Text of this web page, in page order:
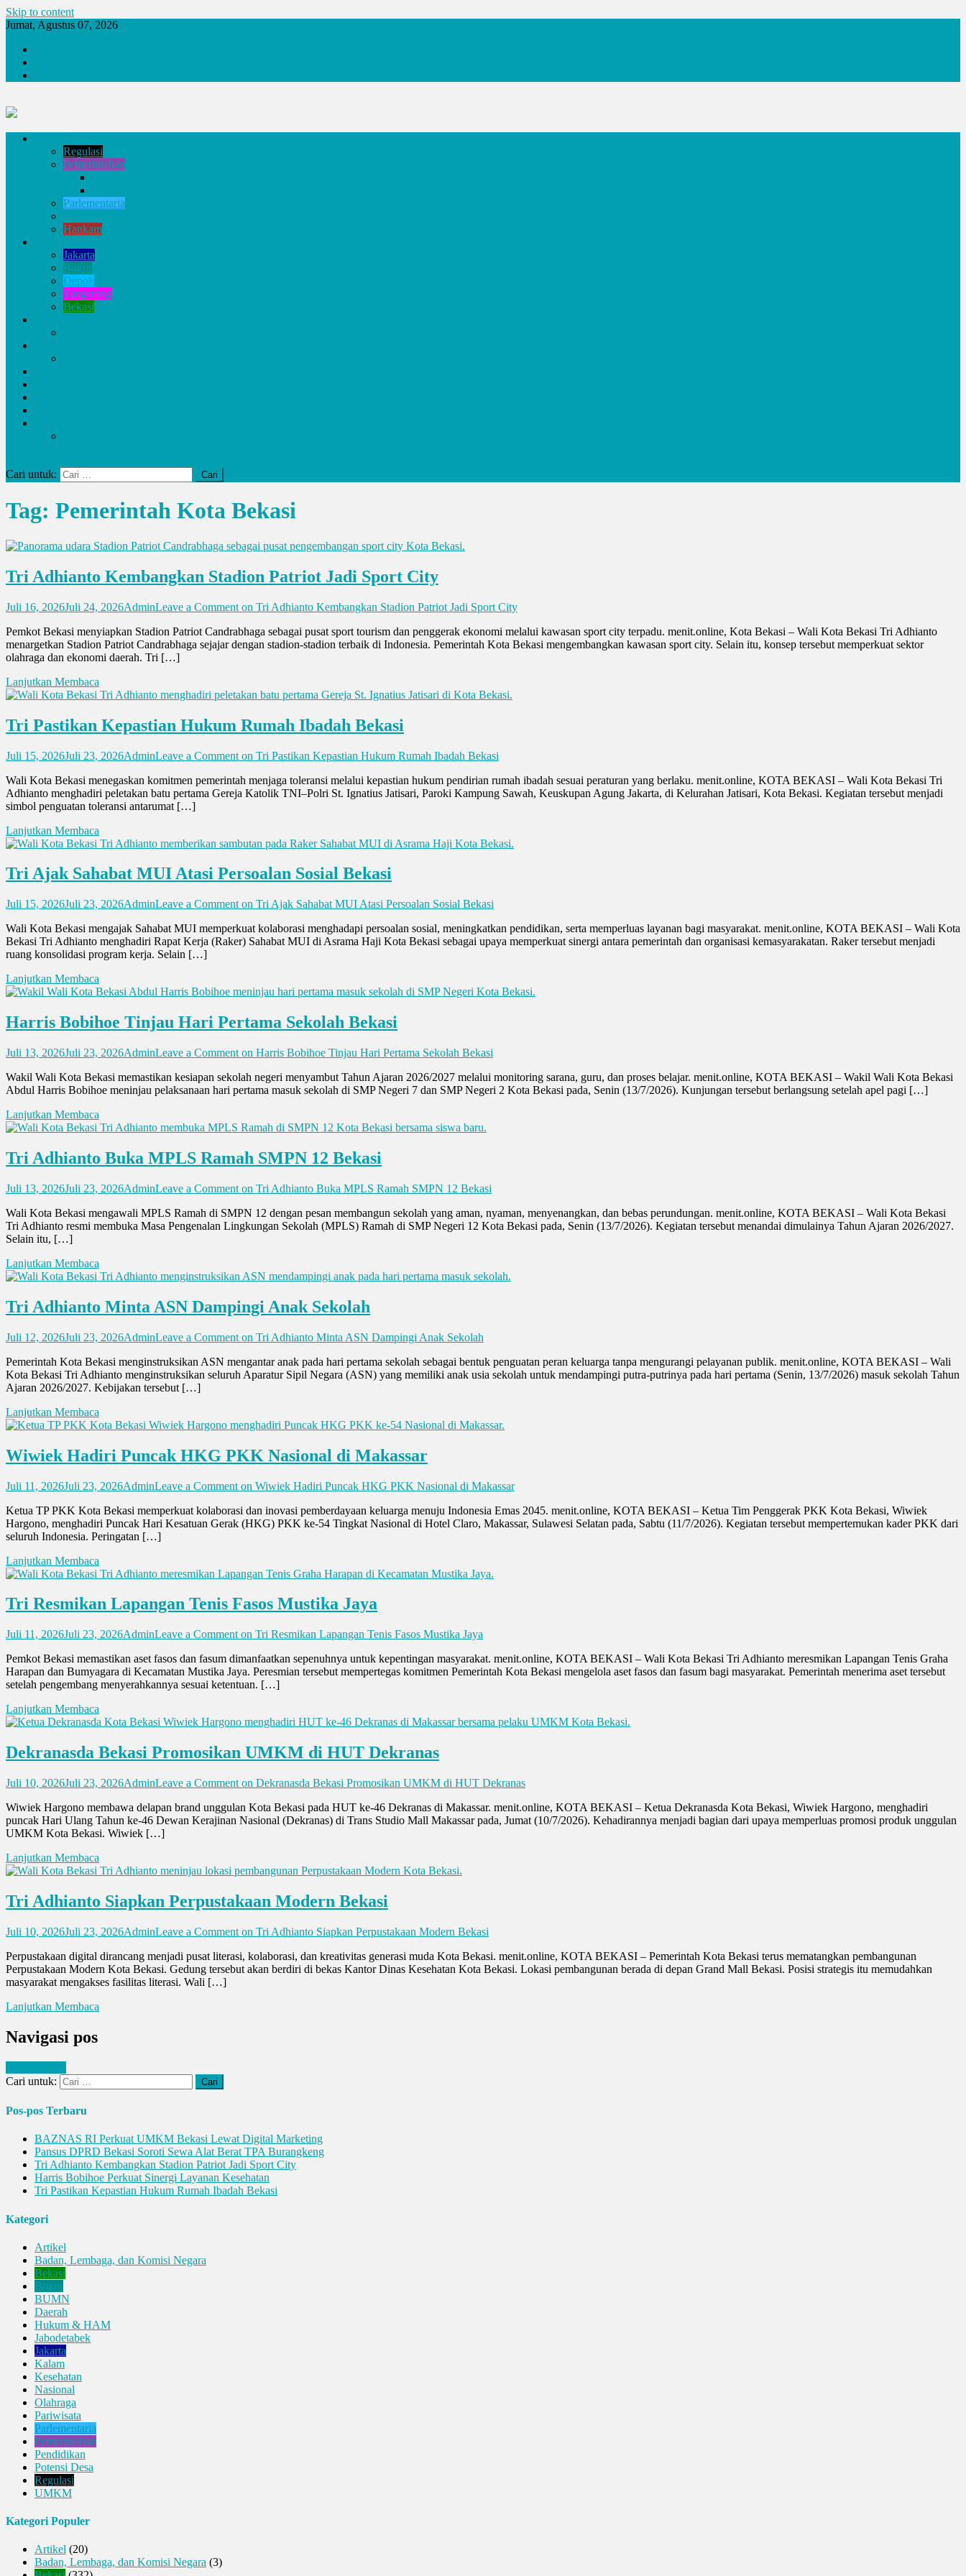
Skip to content
Jumat, Agustus 07, 2026
Regulasi
Pemerintahan
Parlementaria
Hankam
Jakarta
Bogor
Depok
Tangerang
Bekasi
Cari untuk:
Tag: Pemerintah Kota Bekasi
Tri Adhianto Kembangkan Stadion Patriot Jadi Sport City
Juli 16, 2026Juli 24, 2026AdminLeave a Comment on Tri Adhianto Kembangkan Stadion Patriot Jadi Sport City
Pemkot Bekasi menyiapkan Stadion Patriot Candrabhaga sebagai pusat sport tourism dan penggerak ekonomi melalui kawasan sport city terpadu. menit.online, Kota Bekasi – Wali Kota Bekasi Tri Adhianto
menargetkan Stadion Patriot Candrabhaga sejajar dengan stadion-stadion terbaik di Indonesia. Pemerintah Kota Bekasi mengembangkan kawasan sport city. Selain itu, konsep tersebut memperkuat sektor
olahraga dan ekonomi daerah. Tri […]
Lanjutkan Membaca
Tri Pastikan Kepastian Hukum Rumah Ibadah Bekasi
Juli 15, 2026Juli 23, 2026AdminLeave a Comment on Tri Pastikan Kepastian Hukum Rumah Ibadah Bekasi
Wali Kota Bekasi menegaskan komitmen pemerintah menjaga toleransi melalui kepastian hukum pendirian rumah ibadah sesuai peraturan yang berlaku. menit.online, KOTA BEKASI – Wali Kota Bekasi Tri
Adhianto menghadiri peletakan batu pertama Gereja Katolik TNI–Polri St. Ignatius Jatisari, Paroki Kampung Sawah, Keuskupan Agung Jakarta, di Kelurahan Jatisari, Kota Bekasi. Kegiatan tersebut menjadi
simbol penguatan toleransi antarumat […]
Lanjutkan Membaca
Tri Ajak Sahabat MUI Atasi Persoalan Sosial Bekasi
Juli 15, 2026Juli 23, 2026AdminLeave a Comment on Tri Ajak Sahabat MUI Atasi Persoalan Sosial Bekasi
Wali Kota Bekasi mengajak Sahabat MUI memperkuat kolaborasi menghadapi persoalan sosial, meningkatkan pendidikan, serta memperluas layanan bagi masyarakat. menit.online, KOTA BEKASI – Wali Kota
Bekasi Tri Adhianto menghadiri Rapat Kerja (Raker) Sahabat MUI di Asrama Haji Kota Bekasi sebagai upaya memperkuat sinergi antara pemerintah dan organisasi kemasyarakatan. Raker tersebut menjadi
ruang konsolidasi program kerja. Selain […]
Lanjutkan Membaca
Harris Bobihoe Tinjau Hari Pertama Sekolah Bekasi
Juli 13, 2026Juli 23, 2026AdminLeave a Comment on Harris Bobihoe Tinjau Hari Pertama Sekolah Bekasi
Wakil Wali Kota Bekasi memastikan kesiapan sekolah negeri menyambut Tahun Ajaran 2026/2027 melalui monitoring sarana, guru, dan proses belajar. menit.online, KOTA BEKASI – Wakil Wali Kota Bekasi
Abdul Harris Bobihoe meninjau pelaksanaan hari pertama masuk sekolah di SMP Negeri 7 dan SMP Negeri 2 Kota Bekasi pada, Senin (13/7/2026). Kunjungan tersebut berlangsung setelah apel pagi […]
Lanjutkan Membaca
Tri Adhianto Buka MPLS Ramah SMPN 12 Bekasi
Juli 13, 2026Juli 23, 2026AdminLeave a Comment on Tri Adhianto Buka MPLS Ramah SMPN 12 Bekasi
Wali Kota Bekasi mengawali MPLS Ramah di SMPN 12 dengan pesan membangun sekolah yang aman, nyaman, menyenangkan, dan bebas perundungan. menit.online, KOTA BEKASI – Wali Kota Bekasi
Tri Adhianto resmi membuka Masa Pengenalan Lingkungan Sekolah (MPLS) Ramah di SMP Negeri 12 Kota Bekasi pada, Senin (13/7/2026). Kegiatan tersebut menandai dimulainya Tahun Ajaran 2026/2027.
Selain itu, […]
Lanjutkan Membaca
Tri Adhianto Minta ASN Dampingi Anak Sekolah
Juli 12, 2026Juli 23, 2026AdminLeave a Comment on Tri Adhianto Minta ASN Dampingi Anak Sekolah
Pemerintah Kota Bekasi menginstruksikan ASN mengantar anak pada hari pertama sekolah sebagai bentuk penguatan peran keluarga tanpa mengurangi pelayanan publik. menit.online, KOTA BEKASI – Wali
Kota Bekasi Tri Adhianto menginstruksikan seluruh Aparatur Sipil Negara (ASN) yang memiliki anak usia sekolah untuk mendampingi putra-putrinya pada hari pertama (Senin, 13/7/2026) masuk sekolah Tahun
Ajaran 2026/2027. Kebijakan tersebut […]
Lanjutkan Membaca
Wiwiek Hadiri Puncak HKG PKK Nasional di Makassar
Juli 11, 2026Juli 23, 2026AdminLeave a Comment on Wiwiek Hadiri Puncak HKG PKK Nasional di Makassar
Ketua TP PKK Kota Bekasi memperkuat kolaborasi dan inovasi pemberdayaan keluarga menuju Indonesia Emas 2045. menit.online, KOTA BEKASI – Ketua Tim Penggerak PKK Kota Bekasi, Wiwiek
Hargono, menghadiri Puncak Hari Kesatuan Gerak (HKG) PKK ke-54 Tingkat Nasional di Hotel Claro, Makassar, Sulawesi Selatan pada, Sabtu (11/7/2026). Kegiatan tersebut mempertemukan kader PKK dari
seluruh Indonesia. Peringatan […]
Lanjutkan Membaca
Tri Resmikan Lapangan Tenis Fasos Mustika Jaya
Juli 11, 2026Juli 23, 2026AdminLeave a Comment on Tri Resmikan Lapangan Tenis Fasos Mustika Jaya
Pemkot Bekasi memastikan aset fasos dan fasum dimanfaatkan sepenuhnya untuk kepentingan masyarakat. menit.online, KOTA BEKASI – Wali Kota Bekasi Tri Adhianto meresmikan Lapangan Tenis Graha
Harapan dan Bumyagara di Kecamatan Mustika Jaya. Peresmian tersebut mempertegas komitmen Pemerintah Kota Bekasi mengelola aset fasos dan fasum bagi masyarakat. Pemerintah menerima aset tersebut
setelah pengembang menyerahkannya sesuai ketentuan. […]
Lanjutkan Membaca
Dekranasda Bekasi Promosikan UMKM di HUT Dekranas
Juli 10, 2026Juli 23, 2026AdminLeave a Comment on Dekranasda Bekasi Promosikan UMKM di HUT Dekranas
Wiwiek Hargono membawa delapan brand unggulan Kota Bekasi pada HUT ke-46 Dekranas di Makassar. menit.online, KOTA BEKASI – Ketua Dekranasda Kota Bekasi, Wiwiek Hargono, menghadiri
puncak Hari Ulang Tahun ke-46 Dewan Kerajinan Nasional (Dekranas) di Trans Studio Mall Makassar pada, Jumat (10/7/2026). Kehadirannya menjadi bagian dari upaya memperluas promosi produk unggulan
UMKM Kota Bekasi. Wiwiek […]
Lanjutkan Membaca
Tri Adhianto Siapkan Perpustakaan Modern Bekasi
Juli 10, 2026Juli 23, 2026AdminLeave a Comment on Tri Adhianto Siapkan Perpustakaan Modern Bekasi
Perpustakaan digital dirancang menjadi pusat literasi, kolaborasi, dan kreativitas generasi muda Kota Bekasi. menit.online, KOTA BEKASI – Pemerintah Kota Bekasi terus mematangkan pembangunan
Perpustakaan Modern Kota Bekasi. Gedung tersebut akan berdiri di bekas Kantor Dinas Kesehatan Kota Bekasi. Lokasi pembangunan berada di depan Grand Mall Bekasi. Posisi strategis itu memudahkan
masyarakat mengakses fasilitas literasi. Wali […]
Lanjutkan Membaca
Navigasi pos
Cari untuk:
Pos-pos Terbaru
BAZNAS RI Perkuat UMKM Bekasi Lewat Digital Marketing
Pansus DPRD Bekasi Soroti Sewa Alat Berat TPA Burangkeng
Tri Adhianto Kembangkan Stadion Patriot Jadi Sport City
Harris Bobihoe Perkuat Sinergi Layanan Kesehatan
Tri Pastikan Kepastian Hukum Rumah Ibadah Bekasi
Kategori
Artikel
Badan, Lembaga, dan Komisi Negara
Bekasi
Bogor
BUMN
Daerah
Hukum & HAM
Jabodetabek
Jakarta
Kalam
Kesehatan
Nasional
Olahraga
Pariwisata
Parlementaria
Pemerintahan
Pendidikan
Potensi Desa
Regulasi
UMKM
Kategori Populer
Artikel (20)
Badan, Lembaga, dan Komisi Negara (3)